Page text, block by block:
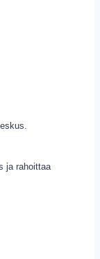
ja rahoittaa